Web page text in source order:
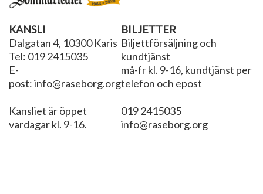
KANSLI
Dalgatan 4, 10300 Karis
Tel: 019 2415035
E-
post: info@raseborg.org
Kansliet är öppet
vardagar kl. 9-16.
BILJETTER
Biljettförsäljning och
kundtjänst
må-fr kl. 9-16, kundtjänst per
telefon och epost
019 2415035
info@raseborg.org